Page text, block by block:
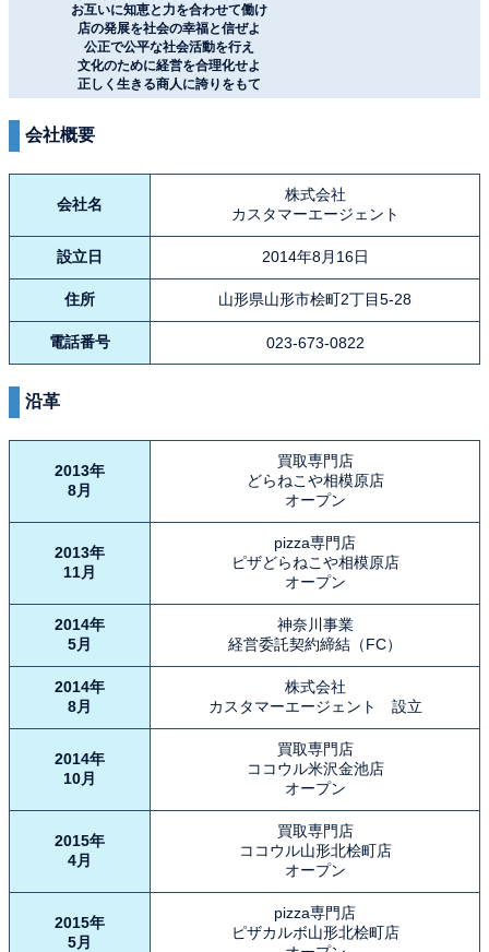
お互いに知恵と力を合わせて働け
店の発展を社会の幸福と信ぜよ
公正で公平な社会活動を行え
文化のために経営を合理化せよ
正しく生きる商人に誇りをもて
会社概要
会社名
株式会社
カスタマーエージェント
設立日 2014年8月16日
住所 山形県山形市桧町2丁目5-28
電話番号 023-673-0822
沿革
2013年
8月
買取専門店
どらねこや相模原店
オープン
2013年
11月
pizza専門店
ピザどらねこや相模原店
オープン
2014年
5月
神奈川事業
経営委託契約締結（FC）
2014年
8月
株式会社
カスタマーエージェント 設立
2014年
10月
買取専門店
ココウル米沢金池店
オープン
2015年
4月
買取専門店
ココウル山形北桧町店
オープン
2015年
5月
pizza専門店
ピザカルボ山形北桧町店